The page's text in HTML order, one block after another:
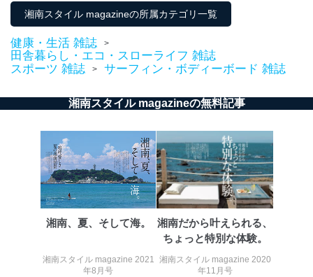
4
採用応募者の方の
採用選考、ご連絡のため
5
当社の従業者の個
人情報
め
6
パートナー（提携
企業）からの委託
定期購読サービス
個人情報
購入商品配送のため
提携企業及びお客様がご購入され
ル等による商品、
に関するご案内のため
7
SNS公式アカウン
トに登録された方
の個人情報
当社のサービス利用状況の把握お
よびその分析のため
お問い合わせ対応、トラブル対
処、オペレーター教育など応対品
質向上のため
その他当社のプライバシーポリシ
ー等にて公表する利用目的達成の
※上記の利用目的のうちNo.1～5については保有個人デ
ータ（開示対象個人情報）の利用目的であり、下記4.の
湘南スタイル magazineの所属カテゴリ一覧
健康・生活 雑誌 >
田舎暮らし・エコ・スローライフ 雑誌
スポーツ 雑誌
> サーフィン・ボディーボード 雑誌
湘南スタイル magazineの無料記事
湘南、夏、そして海。
湘南スタイル magazine 2021
年8月号
湘南だから叶えられる、
ちょっと特別な体験。
湘南スタイル magazine 2020
年11月号